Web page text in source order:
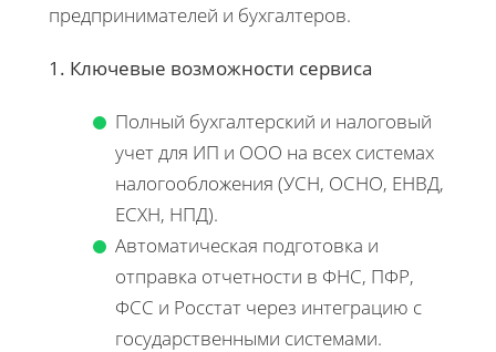
предпринимателей и бухгалтеров.
1. Ключевые возможности сервиса
Полный бухгалтерский и налоговый
учет для ИП и ООО на всех системах
налогообложения (УСН, ОСНО, ЕНВД,
ЕСХН, НПД).
Автоматическая подготовка и
отправка отчетности в ФНС, ПФР,
ФСС и Росстат через интеграцию с
государственными системами.